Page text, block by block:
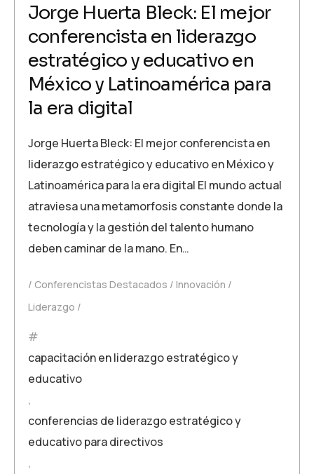
Jorge Huerta Bleck: El mejor
conferencista en liderazgo
estratégico y educativo en
México y Latinoamérica para
la era digital
Jorge Huerta Bleck: El mejor conferencista en
liderazgo estratégico y educativo en México y
Latinoamérica para la era digital El mundo actual
atraviesa una metamorfosis constante donde la
tecnología y la gestión del talento humano
deben caminar de la mano. En…
Conferencistas Destacados
Innovación
Liderazgo
capacitación en liderazgo estratégico y
educativo
,
conferencias de liderazgo estratégico y
educativo para directivos
,